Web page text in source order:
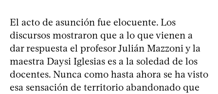
El acto de asunción fue elocuente. Los
discursos mostraron que a lo que vienen a
dar respuesta el profesor Julián Mazzoni y la
maestra Daysi Iglesias es a la soledad de los
docentes. Nunca como hasta ahora se ha visto
esa sensación de territorio abandonado que